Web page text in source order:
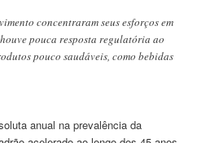
concentraram seus esforços em
pouca resposta regulatória ao
pouco saudáveis, como bebidas
anual na prevalência da